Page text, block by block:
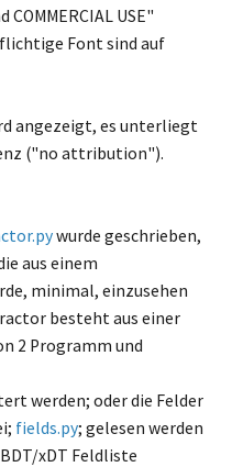
USE"
Font sind auf
angezeigt, es unterliegt
("no attribution").
wurde geschrieben,
aus einem
minimal, einzusehen
besteht aus einer
2 Programm und
werden; oder die Felder
fields.py; gelesen werden
xDT Feldliste